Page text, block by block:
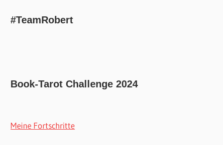
#TeamRobert
Book-Tarot Challenge 2024
Meine Fortschritte